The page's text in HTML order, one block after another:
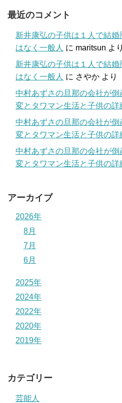
最近のコメント
新井康弘の子供は１人で結
はなく一般人 に maritsun より
新井康弘の子供は１人で結
はなく一般人 に さやか より
中村あずさの旦那の会社が
変とタワマン生活と子供の詳
中村あずさの旦那の会社が
変とタワマン生活と子供の詳
中村あずさの旦那の会社が
変とタワマン生活と子供の詳
アーカイブ
2026年
8月
7月
6月
2025年
2024年
2022年
2020年
2019年
カテゴリー
芸能人